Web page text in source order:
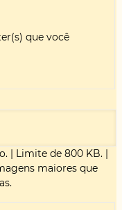
que você
| Limite de 800 KB. |
maiores que